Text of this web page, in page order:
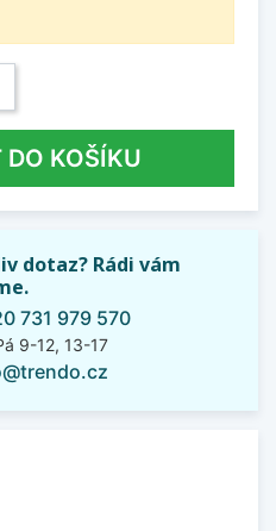
DO KOŠÍKU
dotaz? Rádi vám
731 979 570
9-12, 13-17